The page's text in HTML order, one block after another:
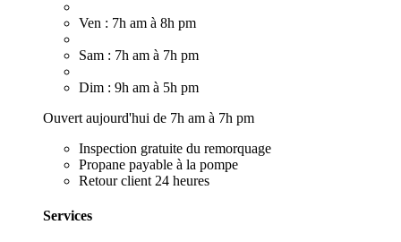
Ven : 7h am à 8h pm
Sam : 7h am à 7h pm
Dim : 9h am à 5h pm
Ouvert aujourd'hui de 7h am à 7h pm
Inspection gratuite du remorquage
Propane payable à la pompe
Retour client 24 heures
Services